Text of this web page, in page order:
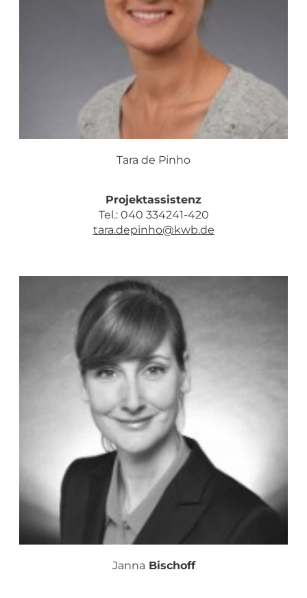
Tara de Pinho
Projektassistenz
Tel.: 040 334241-420
tara.depinho@kwb.de
Janna Bischoff